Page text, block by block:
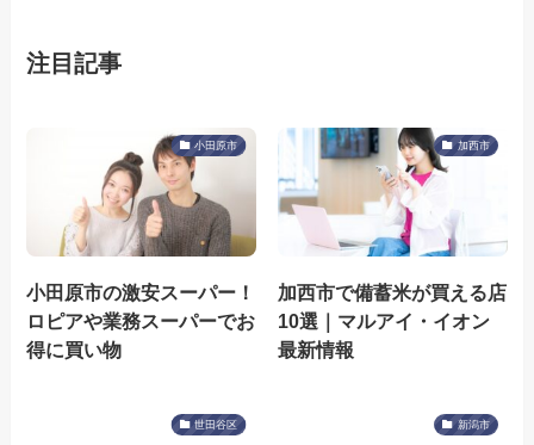
注目記事
小田原市
小田原市の激安スーパー！
ロピアや業務スーパーでお
得に買い物
加西市
加西市で備蓄米が買える店
10選｜マルアイ・イオン
最新情報
世田谷区 新潟市